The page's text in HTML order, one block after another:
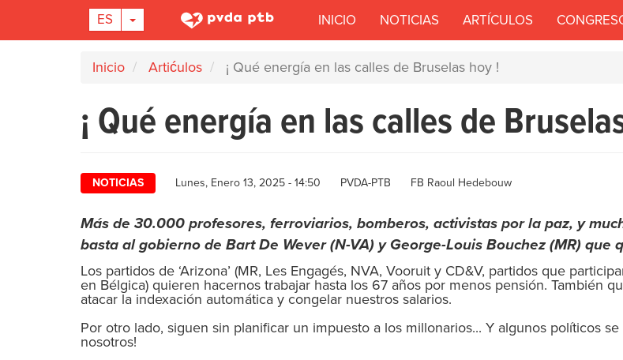
ES TOGGLE DROPDOWN
Main
navigation
INICIO NOTICIAS ARTÍCULOS
Inicio Artićulos ¡ Qué energía en las calles de Bruselas hoy !
¡ Qué energía en las calles de
NOTICIAS Lunes, Enero 13, 2025 - 14:50 Author
PVDA-PTB FB Raoul Hedebouw
Más de 30.000 profesores, ferroviarios, bomberos, activistas por la paz, y
basta al gobierno de Bart De Wever (N-VA) y George-Louis Bouchez (MR) que
Los partidos de ‘Arizona’ (MR, Les Engagés, NVA, Vooruit y CD&V, partidos que
en Bélgica) quieren hacernos trabajar hasta los 67 años por menos pensión. También
atacar la indexación automática y congelar nuestros salarios.
Por otro lado, siguen sin planificar un impuesto a los millonarios... Y algunos políticos
nosotros!